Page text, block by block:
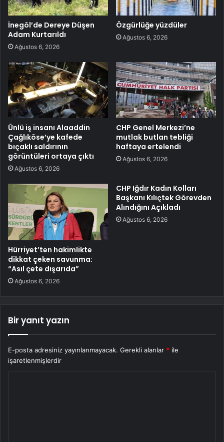
İnegöl’de Dereye Düşen
Adam Kurtarıldı
Ağustos 6, 2026
Özgürlüğe yüzdüler
Ağustos 6, 2026
Ünlü iş insanı Alaaddin
Çağlıköse’ye kafede
bıçaklı saldırının
görüntüleri ortaya çıktı
Ağustos 6, 2026
CHP Genel Merkezi’ne
mutlak butlan tebliği
haftaya ertelendi
Ağustos 6, 2026
Hürriyet’ten hakimlikte
dikkat çeken savunma:
“Asıl çete dışarıda”
Ağustos 6, 2026
CHP Iğdır Kadın Kolları
Başkanı Kılıçtek Görevden
Alındığını Açıkladı
Ağustos 6, 2026
Bir yanıt yazın
E-posta adresiniz yayınlanmayacak. Gerekli alanlar * ile
işaretlenmişlerdir